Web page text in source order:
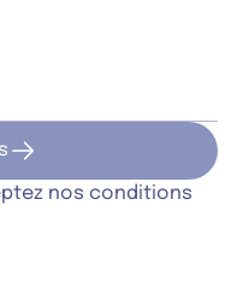
nos conditions